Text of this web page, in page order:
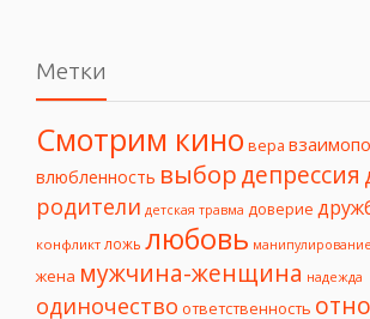
Метки
Смотрим кино вера
влюбленность выбордепрессия
родители детская травма доверие
конфликт ложь любовь манипулирование
жена мужчина-женщина надежда
одиночество ответственность